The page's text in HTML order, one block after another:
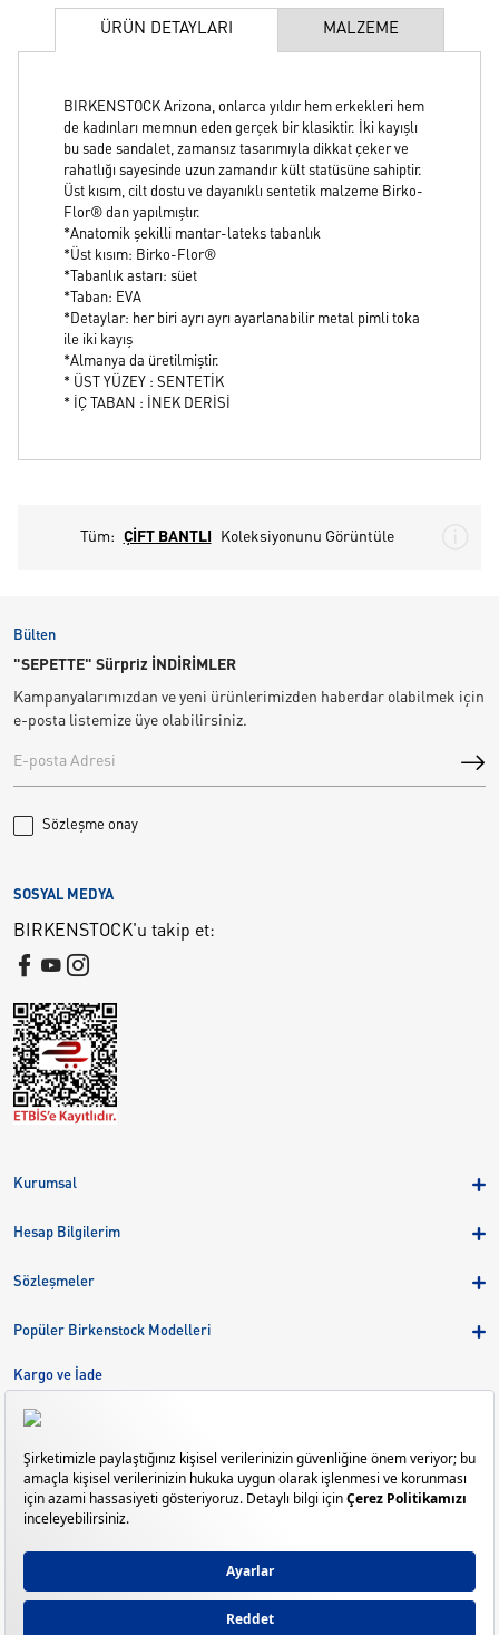
ÜRÜN DETAYLARI MALZEME
BIRKENSTOCK Arizona, onlarca yıldır hem erkekleri hem
de kadınları memnun eden gerçek bir klasiktir. İki kayışlı
bu sade sandalet, zamansız tasarımıyla dikkat çeker ve
rahatlığı sayesinde uzun zamandır kült statüsüne sahiptir.
Üst kısım, cilt dostu ve dayanıklı sentetik malzeme Birko-
Flor® dan yapılmıştır.
*Anatomik şekilli mantar-lateks tabanlık
*Üst kısım: Birko-Flor®
*Tabanlık astarı: süet
*Taban: EVA
*Detaylar: her biri ayrı ayrı ayarlanabilir metal pimli toka
ile iki kayış
*Almanya da üretilmiştir.
* ÜST YÜZEY : SENTETİK
* İÇ TABAN : İNEK DERİSİ
Tüm: ÇİFT BANTLI Koleksiyonunu Görüntüle
Bülten
"SEPETTE" Sürpriz İNDİRİMLER
Kampanyalarımızdan ve yeni ürünlerimizden haberdar olabilmek için
e-posta listemize üye olabilirsiniz.
Sözleşme onay
Kurumsal
Birkenstock Group
Kariyer
Hesap Bilgilerim
Sipariş Takibi
Sözleşmeler
Kargo ve İade
Çerez Tercihlerini Yönetin
Popüler Birkenstock Modelleri
Gizeh
Mayari
Madrid
Kargo ve İade
Bize Ulaşın
SOSYAL MEDYA
BIRKENSTOCK'u takip et: